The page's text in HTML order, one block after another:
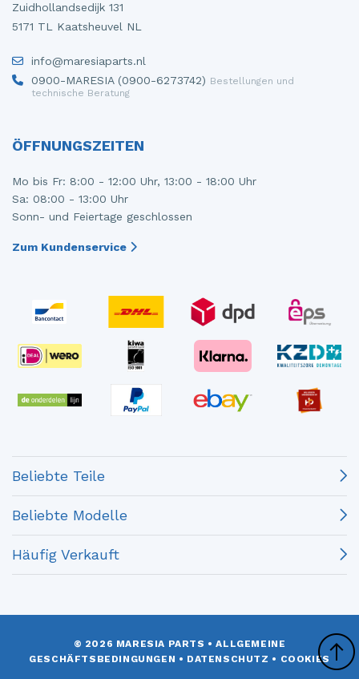
Zuidhollandsedijk 131
5171 TL Kaatsheuvel NL
info@maresiaparts.nl
0900-MARESIA (0900-6273742) Bestellungen und
technische Beratung
ÖFFNUNGSZEITEN
Mo bis Fr: 8:00 - 12:00 Uhr, 13:00 - 18:00 Uhr
Sa: 08:00 - 13:00 Uhr
Sonn- und Feiertage geschlossen
Zum Kundenservice
Beliebte Teile
Beliebte Modelle
Häufig Verkauft
© 2026 MARESIA PARTS •ALLGEMEINE
GESCHÄFTSBEDINGUNGEN • DATENSCHUTZ • COOKIES